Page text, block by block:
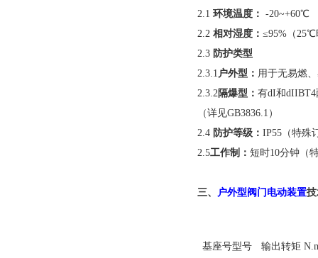
2.1 环境温度： -20~+60℃
2.2相对湿度： ≤95%（25℃
2.3防护类型
2.3.1 户外型： 用于无易燃
2.3.2隔爆型： 有dI和
（详见GB3836.1）
2.4防护等级： IP55（特殊
2.5工作制： 短时10分钟（
三、 户外型 阀门 电动装置
基座号型号 输出转矩